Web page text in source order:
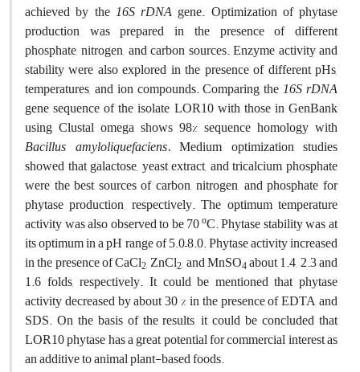
achieved by the 16S rDNA gene. Optimization of phytase
production was prepared in the presence of different
phosphate, nitrogen, and carbon sources. Enzyme activity and
stability were also explored in the presence of different pHs,
temperatures, and ion compounds. Comparing the16S rDNA
gene sequence of the isolate LOR10 with those in GenBank
using Clustal omega shows 98% sequence homology with
Bacillus amyloliquefaciens. Medium optimization studies
showed that galactose, yeast extract, and tricalcium phosphate
were the best sources of carbon, nitrogen, and phosphate for
phytase production, respectively. The optimum temperature
activity was also observed to be 70oC. Phytase stability was at
its optimum in a pH range of 5.0–8.0. Phytase activity increased
in the presence of CaCl2, ZnCl2, and MnSO4about 1.4, 2.3 and
1.6 folds, respectively. It could be mentioned that phytase
activity decreased by about 30 % in the presence of EDTA and
SDS. On the basis of the results, it could be concluded that
LOR10 phytase has a great potential for commercial interest as
an additive to animal plant-based foods.